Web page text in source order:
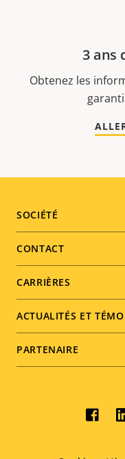
3 ans
Obtenez les
Footer
menu
SOCIÉTÉ
CONTACT
CARRIÈRES
ACTUALITÉS ET
PARTENAIRE